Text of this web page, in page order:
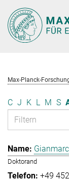
Hauptinhalt
C J K L M S
Doktorand
+49